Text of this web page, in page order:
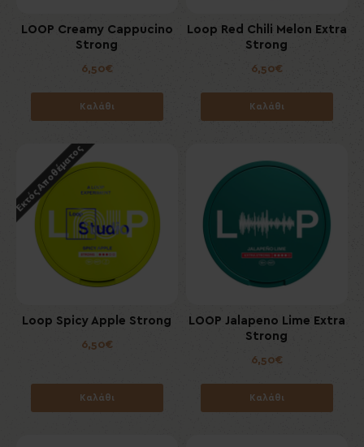
LOOP Creamy Cappucino
Strong
6,50€
Καλάθι
Loop Red Chili Melon Extra
Strong
6,50€
Καλάθι
Εκτός Αποθέματος
Loop Spicy Apple Strong
6,50€
Καλάθι
LOOP Jalapeno Lime Extra
Strong
6,50€
Καλάθι